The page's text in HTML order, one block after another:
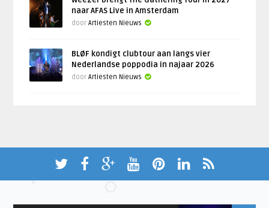
naar AFAS Live in Amsterdam
doorArtiesten Nieuws
BLØF kondigt clubtour aan langs vier
Nederlandse poppodia in najaar 2026
doorArtiesten Nieuws